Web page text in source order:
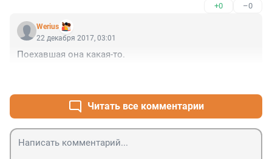
политиком. Минюст может усмотреть, что они
*нарушают закон*, и посоветовать им не доводить
дело до суда.
+0 –0
Werius
22 декабря 2017, 03:01
Поехавшая она какая-то.
Читать все комментарии